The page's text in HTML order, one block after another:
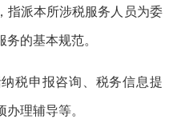
指派本所涉税服务人员为委
的基本规范。
申报咨询、税务信息提
理辅导等。